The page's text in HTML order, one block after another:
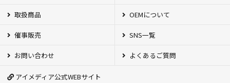
取扱商品 OEMについて
催事販売 SNS一覧
お問い合わせ よくあるご質問
アイメディア公式WEBサイト